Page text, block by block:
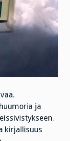
ja
kirjallisuus